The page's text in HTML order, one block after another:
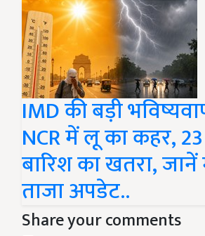
IMD की बड़ी
NCR में लू का कहर, 23
बारिश का खतरा,
ताजा अपडेट..
Share your comments